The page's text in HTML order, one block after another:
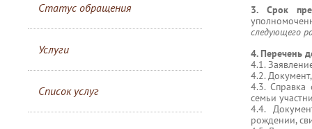
Статус обращения
Услуги
Список услуг
3. Срок
следующего
4. Перечень
4.1.
4.2.
4.3. Справка
семьи
4.4.
рождении,